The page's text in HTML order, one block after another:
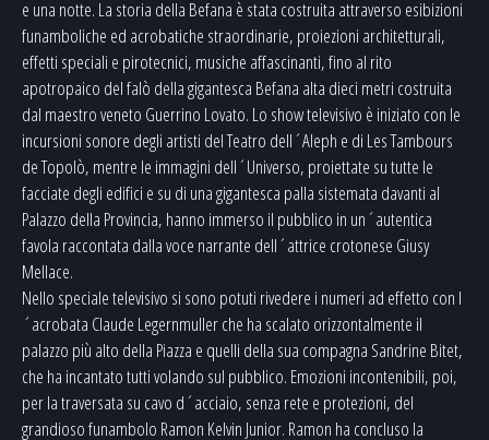
e una notte. La storia della Befana è stata costruita attraverso esibizioni
funamboliche ed acrobatiche straordinarie, proiezioni architetturali,
effetti speciali e pirotecnici, musiche affascinanti, fino al rito
apotropaico del falò della gigantesca Befana alta dieci metri costruita
dal maestro veneto Guerrino Lovato. Lo show televisivo è iniziato con le
incursioni sonore degli artisti del Teatro dell´Aleph e di Les Tambours
de Topolò, mentre le immagini dell´Universo, proiettate su tutte le
facciate degli edifici e su di una gigantesca palla sistemata davanti al
Palazzo della Provincia, hanno immerso il pubblico in un´autentica
favola raccontata dalla voce narrante dell´attrice crotonese Giusy
Mellace.
Nello speciale televisivo si sono potuti rivedere i numeri ad effetto con l
´acrobata Claude Legernmuller che ha scalato orizzontalmente il
palazzo più alto della Piazza e quelli della sua compagna Sandrine Bitet,
che ha incantato tutti volando sul pubblico. Emozioni incontenibili, poi,
per la traversata su cavo d´acciaio, senza rete e protezioni, del
grandioso funambolo Ramon Kelvin Junior. Ramon ha concluso la